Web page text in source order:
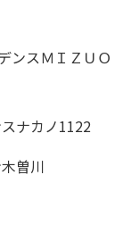
ンスＭＩＺＵＯ
ナカノ1122
曽川